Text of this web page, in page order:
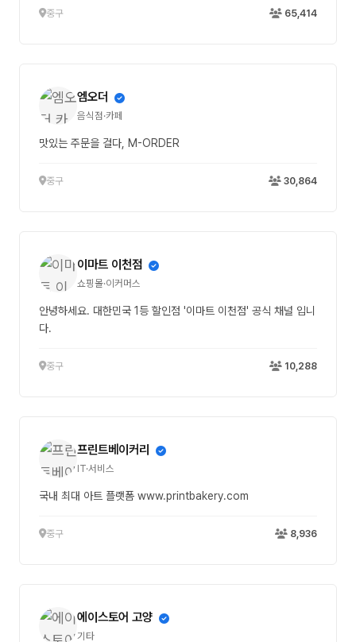
중구 65,414
엠오더
음식점·카페
맛있는 주문을 걸다, M-ORDER
중구 30,864
이마트 이천점
쇼핑몰·이커머스
안녕하세요. 대한민국 1등 할인점 '이마트 이천점' 공식 채널 입니
다.
중구 10,288
프린트베이커리
IT·서비스
국내 최대 아트 플랫폼 www.printbakery.com
중구 8,936
에이스토어 고양
기타